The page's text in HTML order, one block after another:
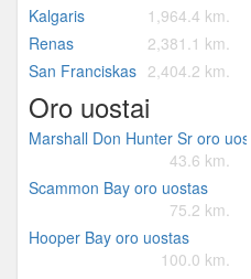
Kalgaris
1,964.4 km.
Renas
2,381.1 km.
San Franciskas 2,404.2 km.
Oro uostai
Marshall Don Hunter Sr oro
43.6 km.
Scammon Bay oro uostas
75.2 km.
Hooper Bay oro uostas
100.0 km.